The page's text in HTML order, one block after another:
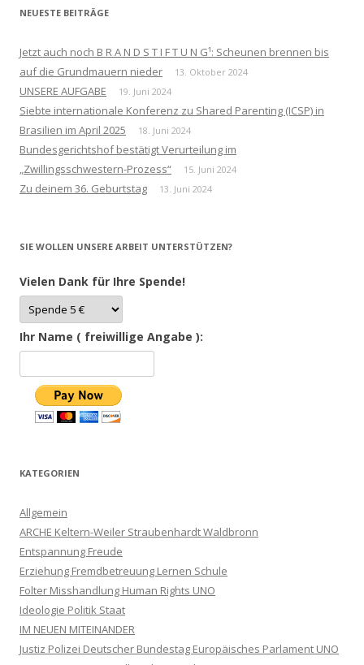
NEUESTE BEITRÄGE
Jetzt auch noch B R A N D S T I F T U N G¹: Scheunen brennen bis
auf die Grundmauern nieder
13. Oktober 2024
UNSERE AUFGABE 19. Juni 2024
Siebte internationale Konferenz zu Shared Parenting (ICSP) in
Brasilien im April 2025
18. Juni 2024
Bundesgerichtshof bestätigt Verurteilung im
„Zwillingsschwestern-Prozess“
15. Juni 2024
Zu deinem 36. Geburtstag 13. Juni 2024
SIE WOLLEN UNSERE ARBEIT UNTERSTÜTZEN?
Vielen Dank für Ihre Spende!
Ihr Name ( freiwillige Angabe ):
KATEGORIEN
Allgemein
ARCHE Keltern-Weiler Straubenhardt Waldbronn
Entspannung Freude
Erziehung Fremdbetreuung Lernen Schule
Folter Misshandlung Human Rights UNO
Ideologie Politik Staat
IM NEUEN MITEINANDER
Justiz Polizei Deutscher Bundestag Europäisches Parlament UNO